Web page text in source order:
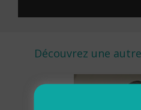
Découvrez une